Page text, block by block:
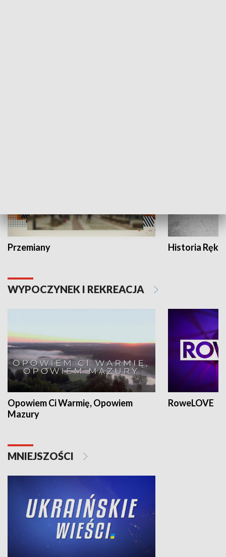
Przemiany Historia Ręką
WYPOCZYNEK I REKREACJA
Opowiem Ci Warmię, Opowiem
Mazury
RoweLOVE
MNIEJSZOŚCI